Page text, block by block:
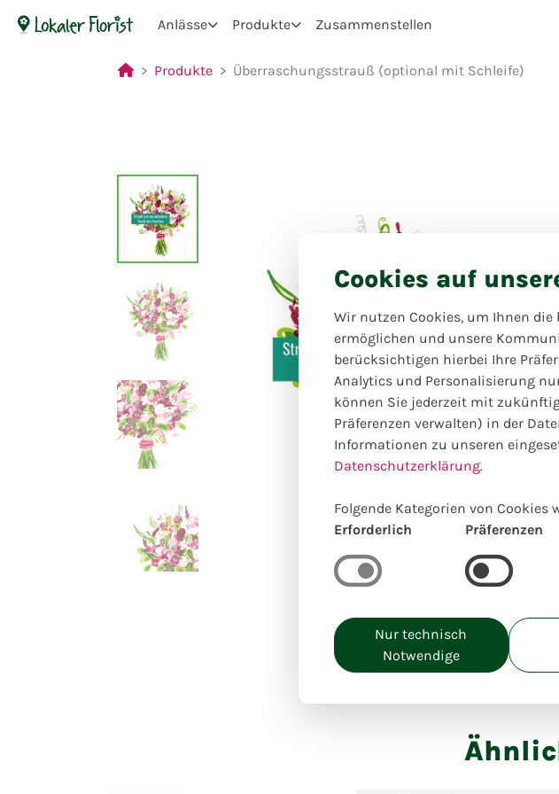
Anlässe Produkte Zusammenstellen
Produkte Überraschungsstrauß (optional mit Schleife)
Einzigartig lokal
Cookies auf
Wir nutzen Cookies, um Ihnen
ermöglichen und unsere
berücksichtigen hierbei Ihre
Analytics und Personalisierung
können Sie jederzeit mit
Präferenzen verwalten) in der
Informationen zu unseren
Datenschutzerklärung.
Folgende Kategorien von Cookies
Erforderlich
Präferenzen
Nur technisch
Notwendige